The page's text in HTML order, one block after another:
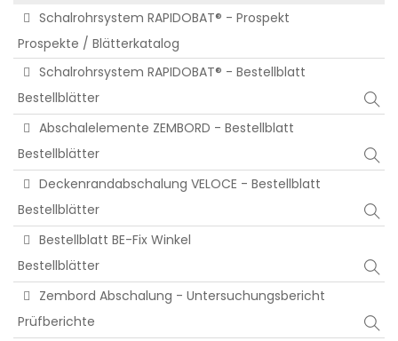
Schalrohrsystem RAPIDOBAT® - Prospekt
Prospekte / Blätterkatalog
Schalrohrsystem RAPIDOBAT® - Bestellblatt
Bestellblätter
Abschalelemente ZEMBORD - Bestellblatt
Bestellblätter
Deckenrandabschalung VELOCE - Bestellblatt
Bestellblätter
Bestellblatt BE-Fix Winkel
Bestellblätter
Zembord Abschalung - Untersuchungsbericht
Prüfberichte